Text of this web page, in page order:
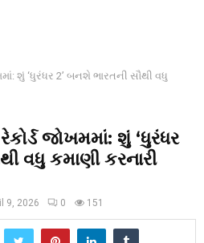
શું ‘ધુરંધર 2’ બનશે ભારતની સૌથી વધુ
જોખમમાં: શું ‘ધુરંધર
વધુ કમાણી કરનારી
9, 2026 0 151